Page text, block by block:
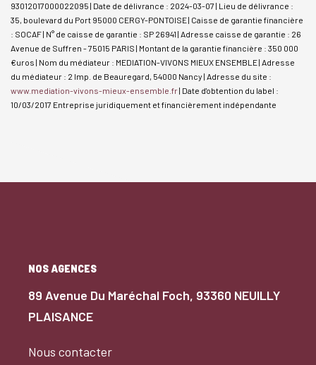
93012017000022095 | Date de délivrance : 2024-03-07 | Lieu de délivrance :
35, boulevard du Port 95000 CERGY-PONTOISE | Caisse de garantie financière
: SOCAF | N° de caisse de garantie : SP 26941 | Adresse caisse de garantie : 26
Avenue de Suffren - 75015 PARIS | Montant de la garantie financière : 350 000
€uros | Nom du médiateur : MEDIATION-VIVONS MIEUX ENSEMBLE | Adresse
du médiateur : 2 Imp. de Beauregard, 54000 Nancy | Adresse du site :
www.mediation-vivons-mieux-ensemble.fr| Date d'obtention du label :
10/03/2017 Entreprise juridiquement et financièrement indépendante
NOS AGENCES
89 Avenue Du Maréchal Foch, 93360 NEUILLY
PLAISANCE
Nous contacter